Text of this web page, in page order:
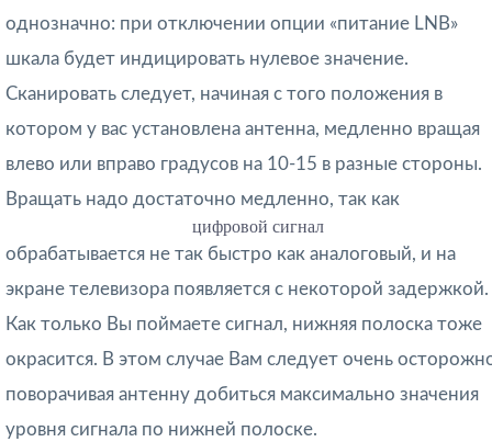
однозначно: при отключении опции «питание LNB»
шкала будет индицировать нулевое значение.
Сканировать следует, начиная с того положения в
котором у вас установлена антенна, медленно вращая
влево или вправо градусов на 10-15 в разные стороны.
Вращать надо достаточно медленно, так как
цифровой сигнал
обрабатывается не так быстро как аналоговый, и на
экране телевизора появляется с некоторой задержкой.
Как только Вы поймаете сигнал, нижняя полоска тоже
окрасится. В этом случае Вам следует очень
поворачивая антенну добиться максимально значения
уровня сигнала по нижней полоске.